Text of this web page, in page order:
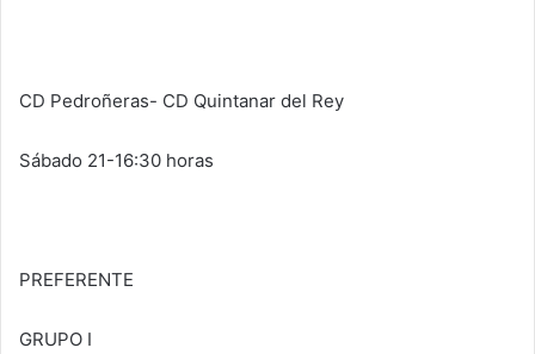
CD Pedroñeras- CD Quintanar del Rey
Sábado 21-16:30 horas
PREFERENTE
GRUPO I